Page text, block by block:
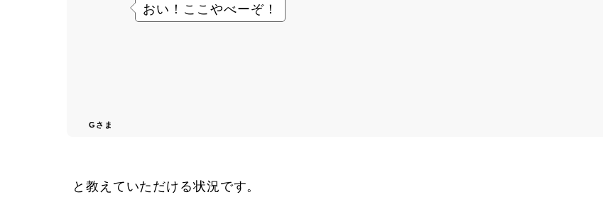
Gさま
おい！ここやべーぞ！
と教えていただける状況です。